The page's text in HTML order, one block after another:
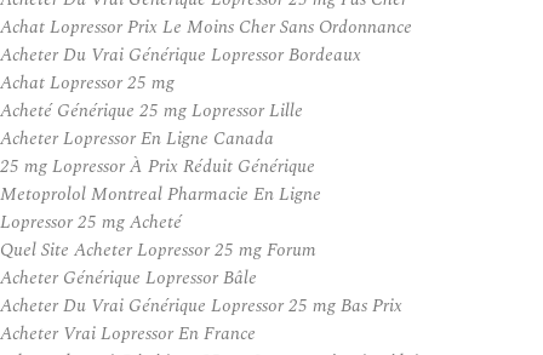
Achat Lopressor Prix Le Moins Cher Sans Ordonnance
Acheter Du Vrai Générique Lopressor Bordeaux
Achat Lopressor 25 mg
Acheté Générique 25 mg Lopressor Lille
Acheter Lopressor En Ligne Canada
25 mg Lopressor À Prix Réduit Générique
Metoprolol Montreal Pharmacie En Ligne
Lopressor 25 mg Acheté
Quel Site Acheter Lopressor 25 mg Forum
Acheter Générique Lopressor Bâle
Acheter Du Vrai Générique Lopressor 25 mg Bas Prix
Acheter Vrai Lopressor En France